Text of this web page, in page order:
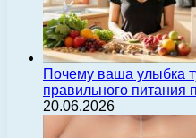
Почему ваша улыбка
правильного питания
20.06.2026